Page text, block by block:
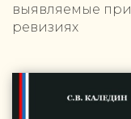
выявляемые при
ревизиях